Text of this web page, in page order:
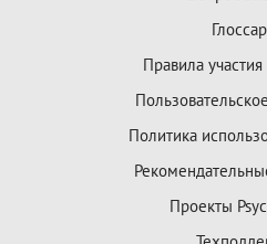
Правила
Политика
Проекты